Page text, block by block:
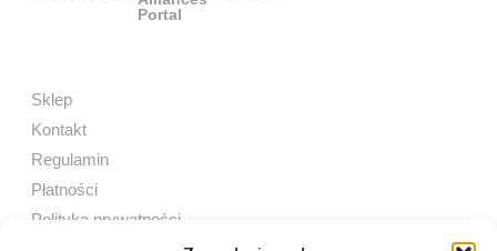
Sklep
Kontakt
Regulamin
Płatności
Polityka prywatności